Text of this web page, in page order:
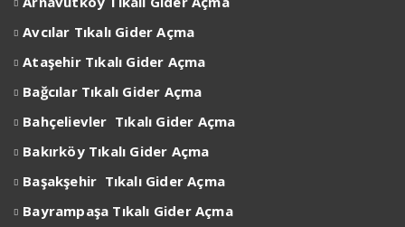
Avcılar Tıkalı Gider Açma
Ataşehir Tıkalı Gider Açma
Bağcılar Tıkalı Gider Açma
Bahçelievler Tıkalı Gider Açma
Bakırköy Tıkalı Gider Açma
Başakşehir Tıkalı Gider Açma
Bayrampaşa Tıkalı Gider Açma